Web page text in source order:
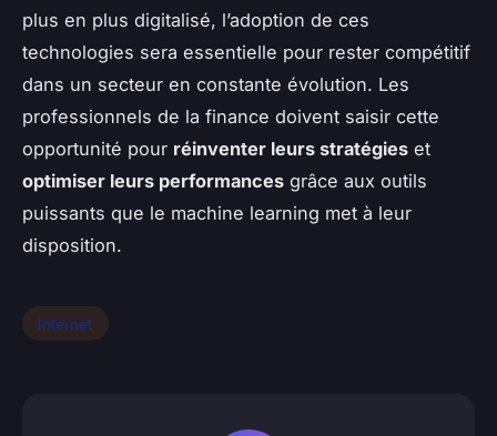
plus en plus digitalisé, l’adoption de ces
technologies sera essentielle pour rester compétitif
dans un secteur en constante évolution. Les
professionnels de la finance doivent saisir cette
opportunité pour réinventer leurs stratégies et
optimiser leurs performances grâce aux outils
puissants que le machine learning met à leur
disposition.
Internet